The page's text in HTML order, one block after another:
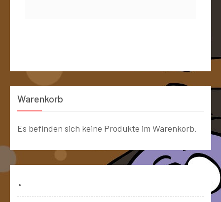
Warenkorb
Es befinden sich keine Produkte im Warenkorb.